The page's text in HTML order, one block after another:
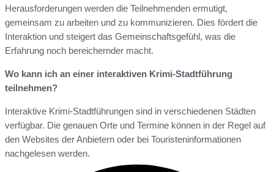
Herausforderungen werden die Teilnehmenden ermutigt,
gemeinsam zu arbeiten und zu kommunizieren. Dies fördert die
Interaktion und steigert das Gemeinschaftsgefühl, was die
Erfahrung noch bereichernder macht.
Wo kann ich an einer interaktiven Krimi-Stadtführung
teilnehmen?
Interaktive Krimi-Stadtführungen sind in verschiedenen Städten
verfügbar. Die genauen Orte und Termine können in der Regel auf
den Websites der Anbietern oder bei Touristeninformationen
nachgelesen werden.